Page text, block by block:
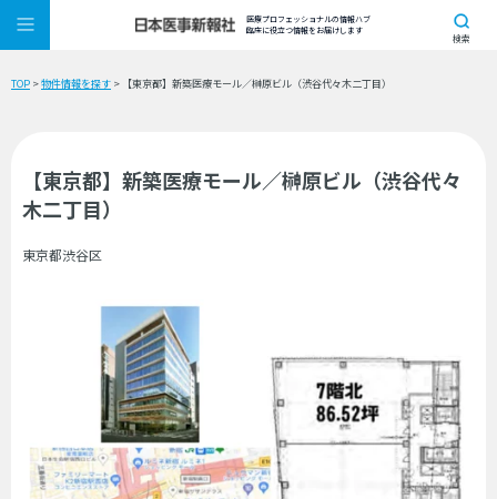
医療プロフェッショナルの情報ハブ
臨床に役立つ情報をお届けします
検索
TOP >物件情報を探す > 【東京都】新築医療モール／榊原ビル（渋谷代々木二丁目）
【東京都】新築医療モール／榊原ビル（渋谷代々
木二丁目）
東京都渋谷区